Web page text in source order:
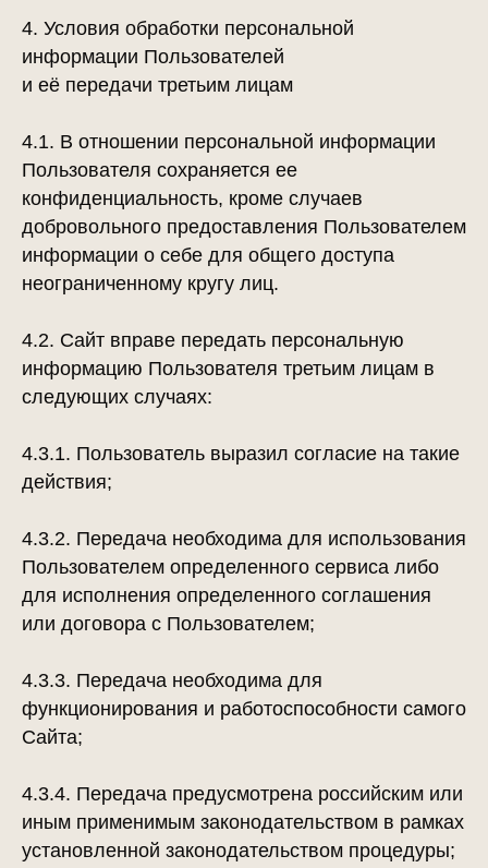
4. Условия обработки персональной
информации Пользователей
и её передачи третьим лицам
4.1. В отношении персональной информации
Пользователя сохраняется ее
конфиденциальность, кроме случаев
добровольного предоставления Пользователем
информации о себе для общего доступа
неограниченному кругу лиц.
4.2. Сайт вправе передать персональную
информацию Пользователя третьим лицам в
следующих случаях:
4.3.1. Пользователь выразил согласие на такие
действия;
4.3.2. Передача необходима для использования
Пользователем определенного сервиса либо
для исполнения определенного соглашения
или договора с Пользователем;
4.3.3. Передача необходима для
функционирования и работоспособности самого
Сайта;
4.3.4. Передача предусмотрена российским или
иным применимым законодательством в рамках
установленной законодательством процедуры;